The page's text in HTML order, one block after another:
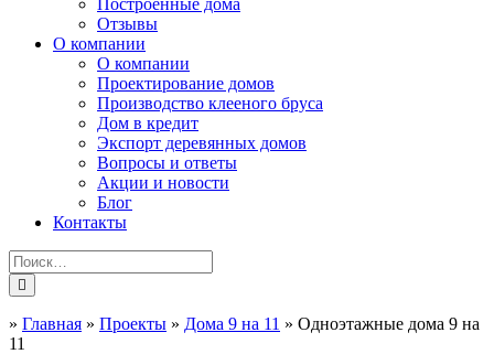
Построенные дома
Отзывы
О компании
О компании
Проектирование домов
Производство клееного бруса
Дом в кредит
Экспорт деревянных домов
Вопросы и ответы
Акции и новости
Блог
Контакты
» Главная » Проекты » Дома 9 на 11 » Одноэтажные дома 9 на
11